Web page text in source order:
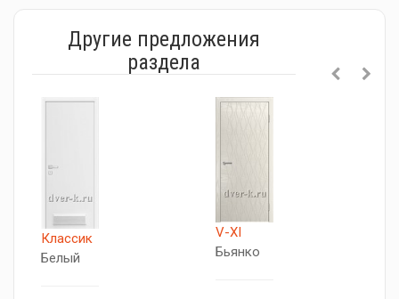
Другие предложения
раздела
Классик
Белый
V-XI
Бьянко